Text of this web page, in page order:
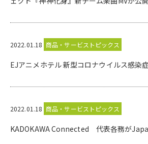
2022.01.18 商品・サービストピックス
EJアニメホテル 新型コロナウイルス感染
2022.01.18 商品・サービストピックス
KADOKAWA Connected 代表各務が